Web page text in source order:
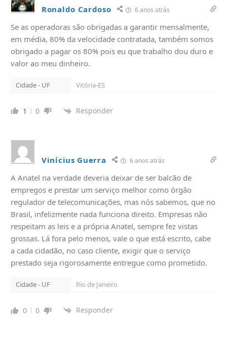
Ronaldo Cardoso 6 anos atrás
Se as operadoras são obrigadas a garantir mensalmente,
em média, 80% da velocidade contratada, também somos
obrigado a pagar os 80% pois eu que trabalho dou duro e
valor ao meu dinheiro.
Cidade - UF Vitória-ES
1 0 Responder
Vinícius Guerra 6 anos atrás
A Anatel na verdade deveria deixar de ser balcão de
empregos e prestar um serviço melhor como órgão
regulador de telecomunicações, mas nós sabemos, que no
Brasil, infelizmente nada funciona direito. Empresas não
respeitam as leis e a própria Anatel, sempre fez vistas
grossas. Lá fora pelo menos, vale o que está escrito, cabe
a cada cidadão, no caso cliente, exigir que o serviço
prestado seja rigorosamente entregue como prometido.
Cidade - UF Rio de Janeiro
0 0 Responder